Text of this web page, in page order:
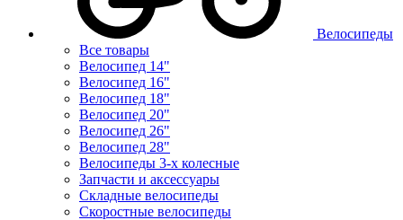
Велосипеды
Все товары
Велосипед 14"
Велосипед 16"
Велосипед 18"
Велосипед 20"
Велосипед 26"
Велосипед 28"
Велосипеды 3-х колесные
Запчасти и аксессуары
Складные велосипеды
Скоростные велосипеды